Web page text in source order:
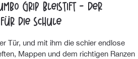
Grip Bleistift - Der
die Schule
Tür, und mit ihm die schier endlose
Mappen und dem richtigen Ranzen